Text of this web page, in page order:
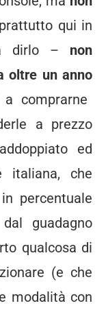
qui in
dirlo – non
oltre un anno
a comprarne
a prezzo
ed
italiana, che
percentuale
guadagno
qualcosa di
(e che
modalità con